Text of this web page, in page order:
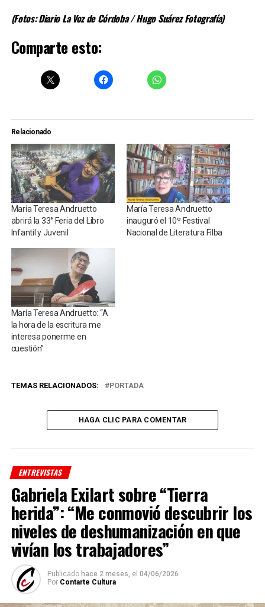
(Fotos: Diario La Voz de Córdoba / Hugo Suárez Fotografía)
Comparte esto:
Relacionado
María Teresa Andruetto
abrirá la 33° Feria del Libro
Infantil y Juvenil
María Teresa Andruetto
inauguró el 10º Festival
Nacional de Literatura Filba
María Teresa Andruetto: “A
la hora de la escritura me
interesa ponerme en
cuestión”
TEMAS RELACIONADOS: PORTADA
HAGA CLIC PARA COMENTAR
ENTREVISTAS
Gabriela Exilart sobre “Tierra
herida”: “Me conmovió descubrir los
niveles de deshumanización en que
vivían los trabajadores”
Publicado hace 2 meses, el 04/06/2026
Por Contarte Cultura